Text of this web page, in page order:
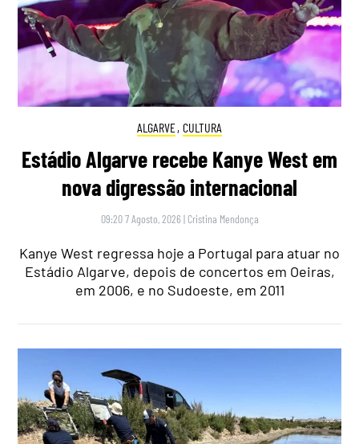
ALGARVE, CULTURA
Estádio Algarve recebe Kanye West em
nova digressão internacional
09:20 7 Agosto, 2026 | Cristina Mendonça
Kanye West regressa hoje a Portugal para atuar no
Estádio Algarve, depois de concertos em Oeiras,
em 2006, e no Sudoeste, em 2011